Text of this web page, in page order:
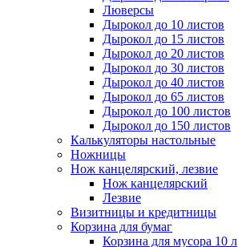
Люверсы
Дырокол до 10 листов
Дырокол до 15 листов
Дырокол до 20 листов
Дырокол до 30 листов
Дырокол до 40 листов
Дырокол до 65 листов
Дырокол до 100 листов
Дырокол до 150 листов
Калькуляторы настольные
Ножницы
Нож канцелярский, лезвие
Нож канцелярский
Лезвие
Визитницы и кредитницы
Корзина для бумаг
Корзина для мусора 10 л